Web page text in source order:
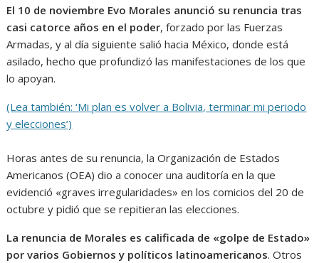
El 10 de noviembre Evo Morales anunció su renuncia tras
casi catorce años en el poder, forzado por las Fuerzas
Armadas, y al día siguiente salió hacia México, donde está
asilado, hecho que profundizó las manifestaciones de los que
lo apoyan.
(Lea también: ‘Mi plan es volver a Bolivia, terminar mi periodo
y elecciones’)
Horas antes de su renuncia, la Organización de Estados
Americanos (OEA) dio a conocer una auditoría en la que
evidenció «graves irregularidades» en los comicios del 20 de
octubre y pidió que se repitieran las elecciones.
La renuncia de Morales es calificada de «golpe de Estado»
por varios Gobiernos y políticos latinoamericanos. Otros